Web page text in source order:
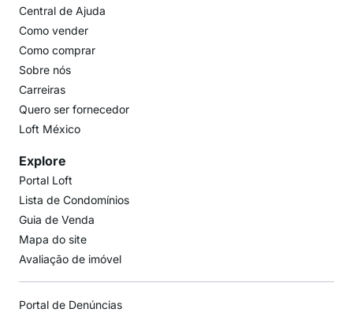
Central de Ajuda
Como vender
Como comprar
Sobre nós
Carreiras
Quero ser fornecedor
Loft México
Explore
Portal Loft
Lista de Condomínios
Guia de Venda
Mapa do site
Avaliação de imóvel
Portal de Denúncias